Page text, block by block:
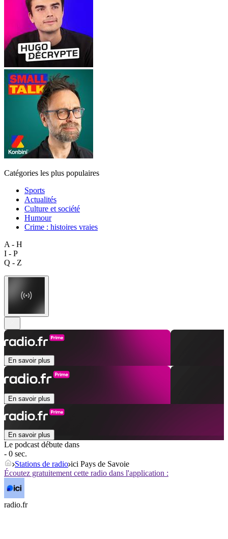
Catégories les plus populaires
Sports
Actualités
Culture et société
Humour
Crime : histoires vraies
A - H
I - P
Q - Z
En savoir plus
En savoir plus
En savoir plus
Le podcast débute dans
- 0 sec.
Stations de radio ici Pays de Savoie
Écoutez gratuitement cette radio dans l'application :
radio.fr